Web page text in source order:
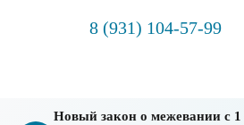
8 (931) 104-57-99
Новый закон о межевании с 1